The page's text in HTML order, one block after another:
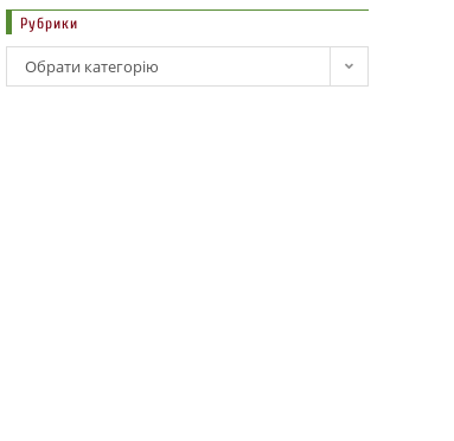
Рубрики
Обрати категорію